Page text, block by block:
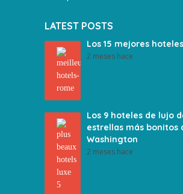
LATEST POSTS
Los 15 mejores
2 meses hace
Los 9 hoteles de lujo
estrellas más bonitos
Washington
2 meses hace